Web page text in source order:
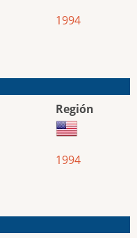
1994
Región
1994